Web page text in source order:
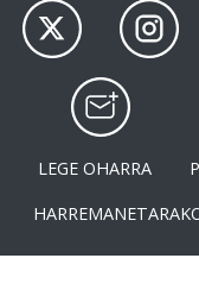
LEGE OHARRA